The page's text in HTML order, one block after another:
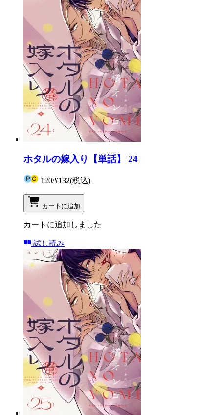
ホタルの嫁入り【単話】 24
120/¥132(税込)
カートに追加
カートに追加しました
試し読み